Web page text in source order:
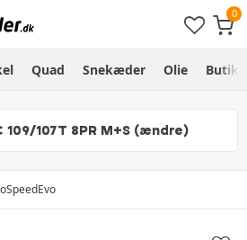
Quad Snekæder Olie Butik
109/107T 8PR M+S (ændre)